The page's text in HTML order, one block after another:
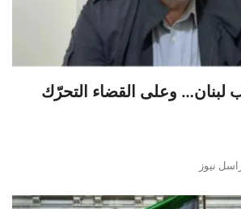
لبنان… وعلى القضاء التحرّك
نيوز